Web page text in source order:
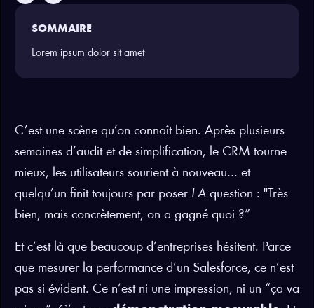
SOMMAIRE
Lorem ipsum dolor sit amet
C’est une scène qu’on connaît bien. Après plusieurs
semaines d’audit et de simplification, le CRM tourne
mieux, les utilisateurs sourient à nouveau… et
quelqu’un finit toujours par poser LA question : "Très
bien, mais concrètement, on a gagné quoi ?”
Et c’est là que beaucoup d’entreprises hésitent. Parce
que mesurer la performance d’un Salesforce, ce n’est
pas si évident. Ce n’est ni une impression, ni un “ça va